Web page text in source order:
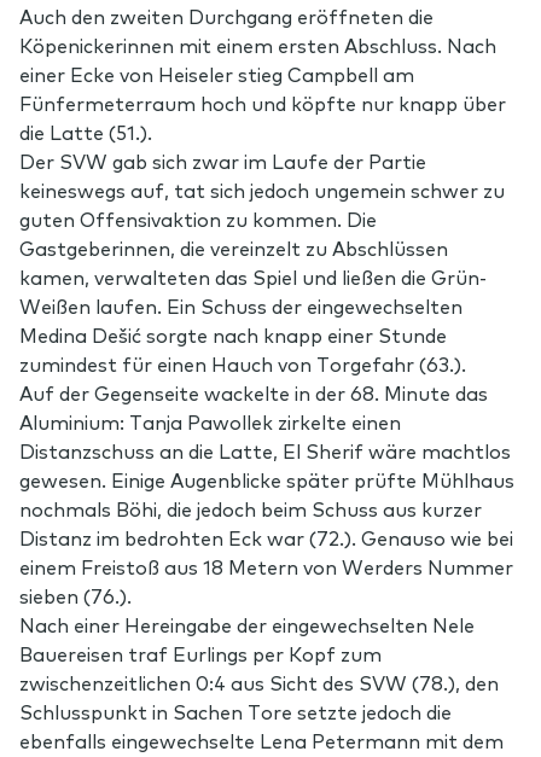
Auch den zweiten Durchgang eröffneten die
Köpenickerinnen mit einem ersten Abschluss. Nach
einer Ecke von Heiseler stieg Campbell am
Fünfermeterraum hoch und köpfte nur knapp über
die Latte (51.).
Der SVW gab sich zwar im Laufe der Partie
keineswegs auf, tat sich jedoch ungemein schwer zu
guten Offensivaktion zu kommen. Die
Gastgeberinnen, die vereinzelt zu Abschlüssen
kamen, verwalteten das Spiel und ließen die Grün-
Weißen laufen. Ein Schuss der eingewechselten
Medina Dešić sorgte nach knapp einer Stunde
zumindest für einen Hauch von Torgefahr (63.).
Auf der Gegenseite wackelte in der 68. Minute das
Aluminium: Tanja Pawollek zirkelte einen
Distanzschuss an die Latte, El Sherif wäre machtlos
gewesen. Einige Augenblicke später prüfte Mühlhaus
nochmals Böhi, die jedoch beim Schuss aus kurzer
Distanz im bedrohten Eck war (72.). Genauso wie bei
einem Freistoß aus 18 Metern von Werders Nummer
sieben (76.).
Nach einer Hereingabe der eingewechselten Nele
Bauereisen traf Eurlings per Kopf zum
zwischenzeitlichen 0:4 aus Sicht des SVW (78.), den
Schlusspunkt in Sachen Tore setzte jedoch die
ebenfalls eingewechselte Lena Petermann mit dem